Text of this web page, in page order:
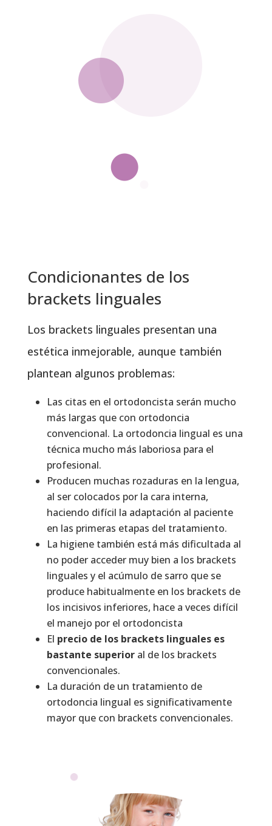
Condicionantes de los
brackets linguales
Los brackets linguales presentan una
estética inmejorable, aunque también
plantean algunos problemas:
Las citas en el ortodoncista serán mucho
más largas que con ortodoncia
convencional. La ortodoncia lingual es una
técnica mucho más laboriosa para el
profesional.
Producen muchas rozaduras en la lengua,
al ser colocados por la cara interna,
haciendo difícil la adaptación al paciente
en las primeras etapas del tratamiento.
La higiene también está más dificultada al
no poder acceder muy bien a los brackets
linguales y el acúmulo de sarro que se
produce habitualmente en los brackets de
los incisivos inferiores, hace a veces difícil
el manejo por el ortodoncista
El precio de los brackets linguales es
bastante superioral de los brackets
convencionales.
La duración de un tratamiento de
ortodoncia lingual es significativamente
mayor que con brackets convencionales.